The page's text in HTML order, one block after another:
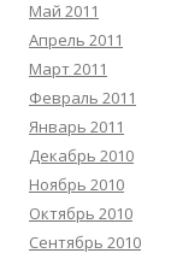
Май 2011
Апрель 2011
Март 2011
Февраль 2011
Январь 2011
Декабрь 2010
Ноябрь 2010
Октябрь 2010
Сентябрь 2010